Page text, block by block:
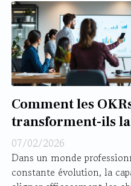
Comment les
transforment-ils la
gestion stratégique
entreprise ?
07/02/2026
Dans un monde
constante évolution, la